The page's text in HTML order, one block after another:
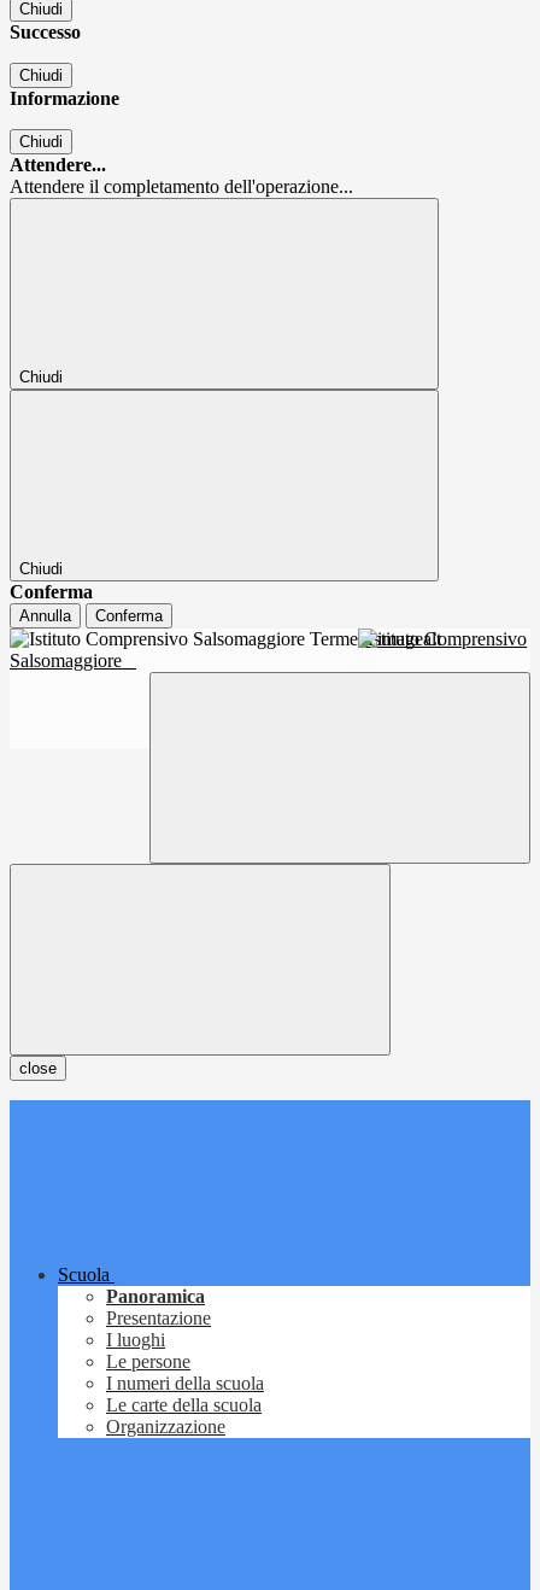
Chiudi
Successo
Chiudi
Informazione
Chiudi
Attendere...
Attendere il completamento dell'operazione...
Chiudi
Chiudi
Conferma
Annulla Conferma
Istituto Comprensivo
Salsomaggiore
close
Scuola
Panoramica
Presentazione
I luoghi
Le persone
I numeri della scuola
Le carte della scuola
Organizzazione